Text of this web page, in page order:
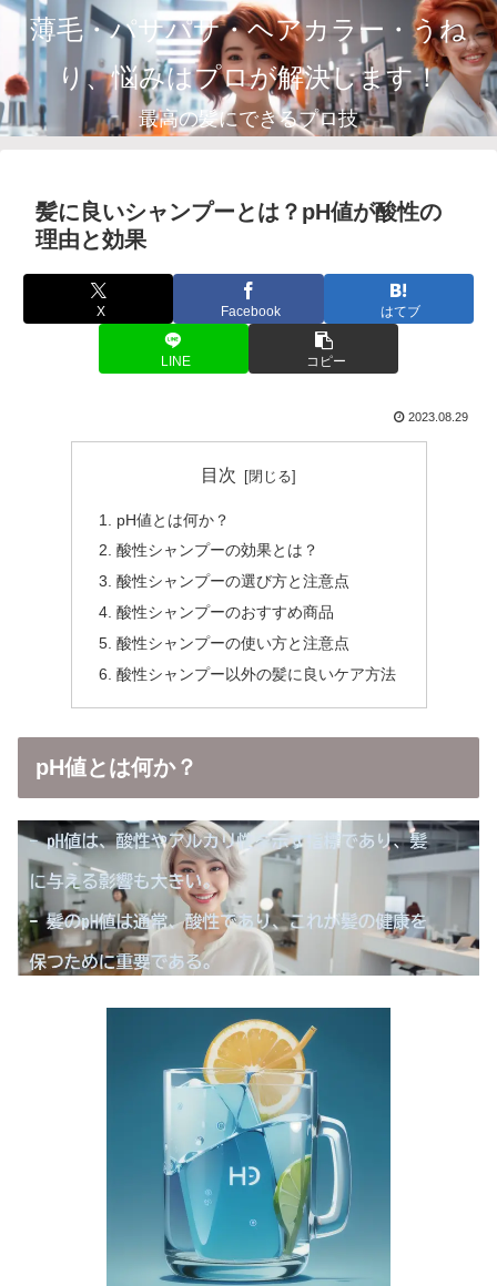
薄毛・パサパサ・ヘアカラー・うね
り、悩みはプロが解決します！
最高の髪にできるプロ技
髪に良いシャンプーとは？pH値が酸性の
理由と効果
X Facebook はてブ
LINE コピー
2023.08.29
目次
pH値とは何か？
酸性シャンプーの効果とは？
酸性シャンプーの選び方と注意点
酸性シャンプーのおすすめ商品
酸性シャンプーの使い方と注意点
酸性シャンプー以外の髪に良いケア方法
pH値とは何か？